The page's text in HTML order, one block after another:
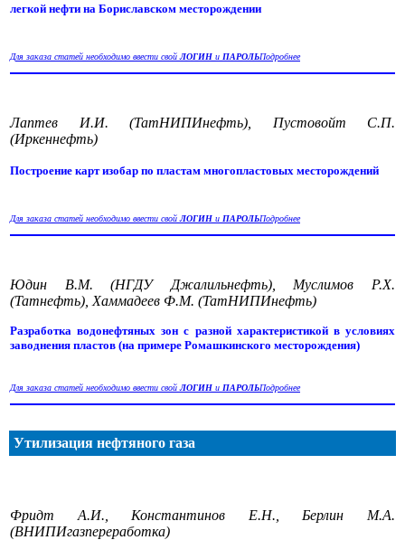
легкой нефти на Бориславском месторождении
Для заказа статей необходимо ввести свойЛОГИН и ПАРОЛЬПодробнее
Лаптев И.И. (ТатНИПИнефть), Пустовойт С.П.
(Иркеннефть)
Построение карт изобар по пластам многопластовых месторождений
Для заказа статей необходимо ввести свойЛОГИН и ПАРОЛЬПодробнее
Юдин В.М. (НГДУ Джалильнефть), Муслимов Р.Х.
(Татнефть), Хаммадеев Ф.М. (ТатНИПИнефть)
Разработка водонефтяных зон с разной характеристикой в условиях
заводнения пластов (на примере Ромашкинского месторождения)
Для заказа статей необходимо ввести свойЛОГИН и ПАРОЛЬПодробнее
Утилизация нефтяного газа
Фридт А.И., Константинов Е.Н., Берлин М.А.
(ВНИПИгазпереработка)